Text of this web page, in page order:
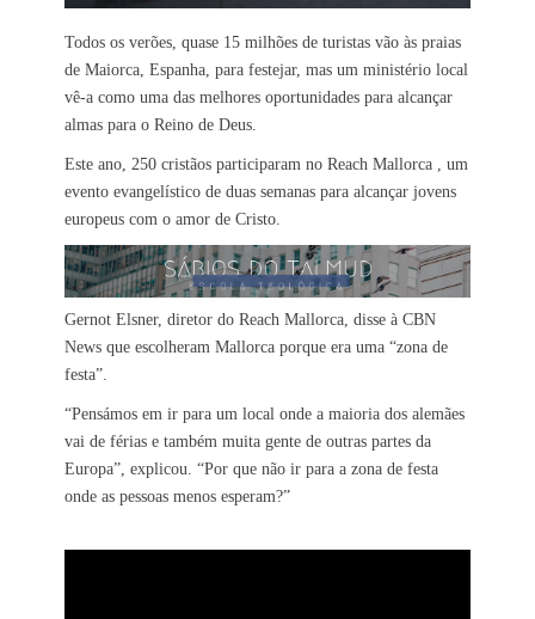
Todos os verões, quase 15 milhões de turistas vão às praias
de Maiorca, Espanha, para festejar, mas um ministério local
vê-a como uma das melhores oportunidades para alcançar
almas para o Reino de Deus.
Este ano, 250 cristãos participaram no Reach Mallorca , um
evento evangelístico de duas semanas para alcançar jovens
europeus com o amor de Cristo.
Gernot Elsner, diretor do Reach Mallorca, disse à CBN
News que escolheram Mallorca porque era uma “zona de
festa”.
“Pensámos em ir para um local onde a maioria dos alemães
vai de férias e também muita gente de outras partes da
Europa”, explicou. “Por que não ir para a zona de festa
onde as pessoas menos esperam?”